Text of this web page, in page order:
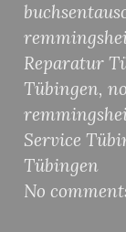
Reparatur
Tübingen,
Service
Tübingen
No